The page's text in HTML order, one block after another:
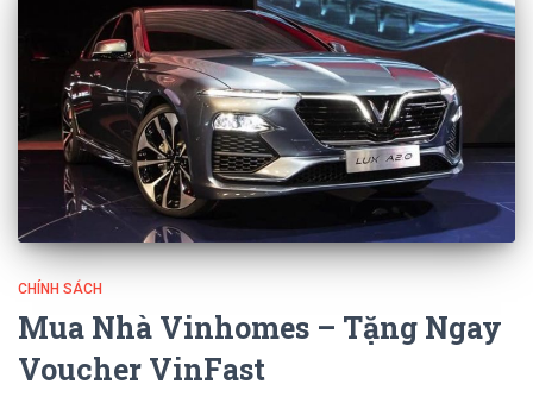
CHÍNH SÁCH
Mua Nhà Vinhomes – Tặng Ngay
Voucher VinFast